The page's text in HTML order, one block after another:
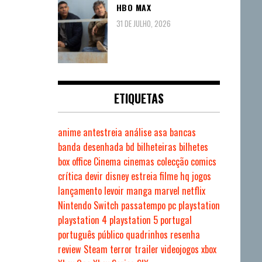
HBO MAX
31 DE JULHO, 2026
ETIQUETAS
anime antestreia análise asa bancas
banda desenhada bd bilheteiras bilhetes
box office Cinema cinemas colecção comics
crítica devir disney estreiafilme hq jogos
lançamento levoir manga marvel netflix
Nintendo Switch passatempo pc playstation
playstation 4 playstation 5 portugal
português público quadrinhos resenha
review Steam terror trailer videojogos xbox